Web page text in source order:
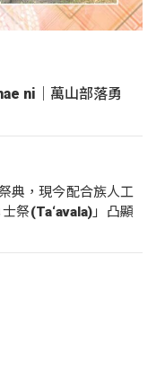
ni｜萬山部落勇
典，現今配合族人工
祭(Ta‘avala)」凸顯